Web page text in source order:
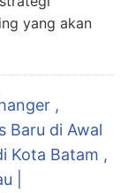
yang akan
,
Baru di Awal
Kota Batam ,
|